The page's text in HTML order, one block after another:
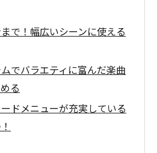
で！幅広いシーンに使える
でバラエティに富んだ楽曲
る
ドメニューが充実している